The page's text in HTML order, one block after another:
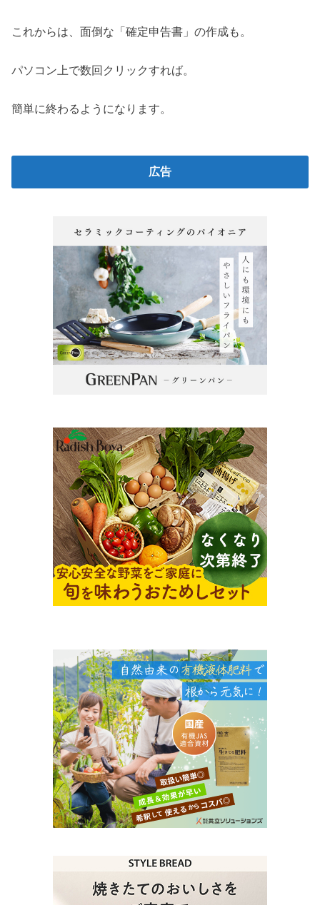
これからは、面倒な「確定申告書」の作成も。
パソコン上で数回クリックすれば。
簡単に終わるようになります。
広告